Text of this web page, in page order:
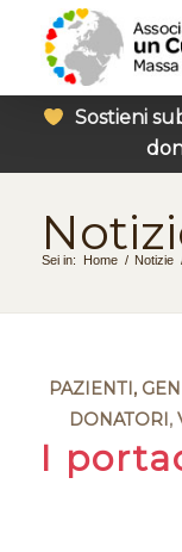
Sostieni
Sei in: Home / Notizie
PAZIENTI,
DONATORI,
I